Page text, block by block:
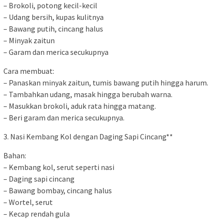
– Brokoli, potong kecil-kecil
– Udang bersih, kupas kulitnya
– Bawang putih, cincang halus
– Minyak zaitun
– Garam dan merica secukupnya
Cara membuat:
– Panaskan minyak zaitun, tumis bawang putih hingga harum.
– Tambahkan udang, masak hingga berubah warna.
– Masukkan brokoli, aduk rata hingga matang.
– Beri garam dan merica secukupnya.
3. Nasi Kembang Kol dengan Daging Sapi Cincang**
Bahan:
– Kembang kol, serut seperti nasi
– Daging sapi cincang
– Bawang bombay, cincang halus
– Wortel, serut
– Kecap rendah gula